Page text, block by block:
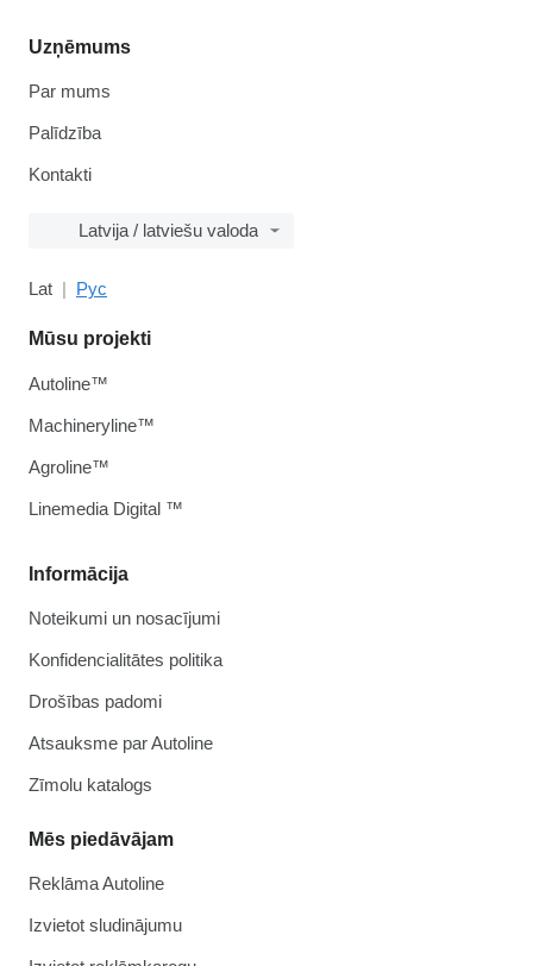
Uzņēmums
Par mums
Palīdzība
Kontakti
Latvija / latviešu valoda
Lat Рус
Informācija
Noteikumi un nosacījumi
Konfidencialitātes politika
Drošības padomi
Atsauksme par Autoline
Zīmolu katalogs
Mēs piedāvājam
Reklāma Autoline
Izvietot sludinājumu
Mūsu projekti
Autoline™
Machineryline™
Agroline™
Linemedia Digital ™